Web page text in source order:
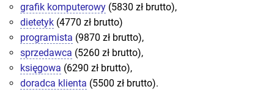
grafik komputerowy (5830 zł brutto),
dietetyk (4770 zł brutto)
programista (9870 zł brutto),
sprzedawca (5260 zł brutto),
księgowa (6290 zł brutto),
doradca klienta (5500 zł brutto).